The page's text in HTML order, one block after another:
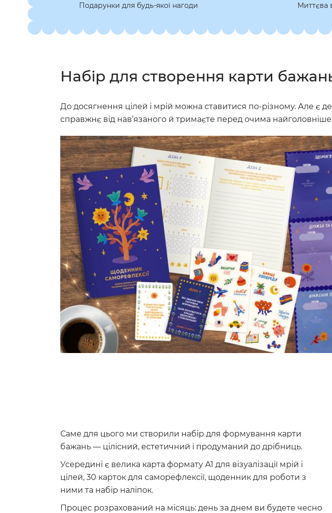
Подарунки для будь-якої нагоди Миттєва
Набір для створення карти
До досягнення цілей і мрій можна ставитися по-різному. Але є
справжнє від нав’язаного й тримаєте перед очима
Саме для цього ми створили набір для формування карти
бажань — цілісний, естетичний і продуманий до дрібниць.
Усередині є велика карта формату А1 для візуалізації мрій і
цілей, 30 карток для саморефлексії, щоденник для роботи з
ними та набір наліпок.
Процес розрахований на місяць: день за днем ви будете чесно